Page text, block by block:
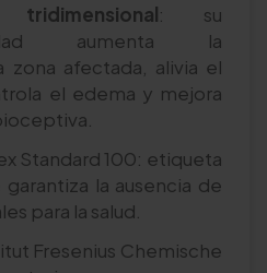
tridimensional: su
aumenta la
afectada, alivia el
el edema y mejora
Standard 100: etiqueta
la ausencia de
para la salud.
Fresenius Chemische